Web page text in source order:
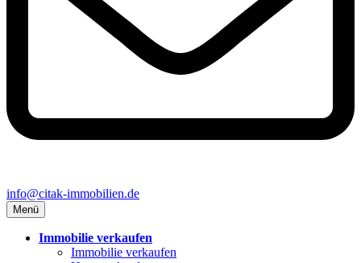
info@citak-immobilien.de
Menü
Immobilie verkaufen
Immobilie verkaufen